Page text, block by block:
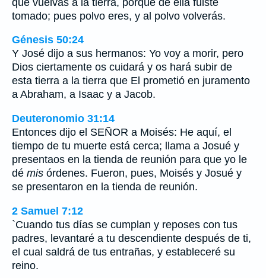
tomado; pues polvo eres, y al polvo volverás.
Génesis 50:24
Y José dijo a sus hermanos: Yo voy a morir, pero
Dios ciertamente os cuidará y os hará subir de
esta tierra a la tierra que El prometió en juramento
a Abraham, a Isaac y a Jacob.
Deuteronomio 31:14
Entonces dijo el SEÑOR a Moisés: He aquí, el
tiempo de tu muerte está cerca; llama a Josué y
presentaos en la tienda de reunión para que yo le
dé mis órdenes. Fueron, pues, Moisés y Josué y
se presentaron en la tienda de reunión.
2 Samuel 7:12
`Cuando tus días se cumplan y reposes con tus
padres, levantaré a tu descendiente después de ti,
el cual saldrá de tus entrañas, y estableceré su
reino.